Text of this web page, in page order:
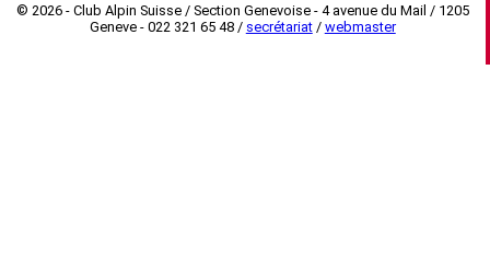
© 2026 - Club Alpin Suisse / Section Genevoise - 4 avenue du Mail / 1205
Geneve - 022 321 65 48 / secrétariat/ webmaster